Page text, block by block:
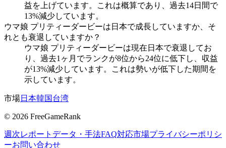
益を上げています。これは概算であり、過去14日間で
13%減少しています。
ウマ娘 プリティーダービーは日本で成長していますか、そ
れとも衰退していますか？
ウマ娘 プリティーダービーは現在日本で衰退してお
り、過去1ヶ月でランクが8位から24位に低下し、収益
が13%減少しています。これは勢いが低下した期間を
示しています。
市場日本韓国台湾
© 2026 FreeGameRank
週次レポート データ・手法FAQ対応市場プライバシーポリシ
ーお問い合わせ